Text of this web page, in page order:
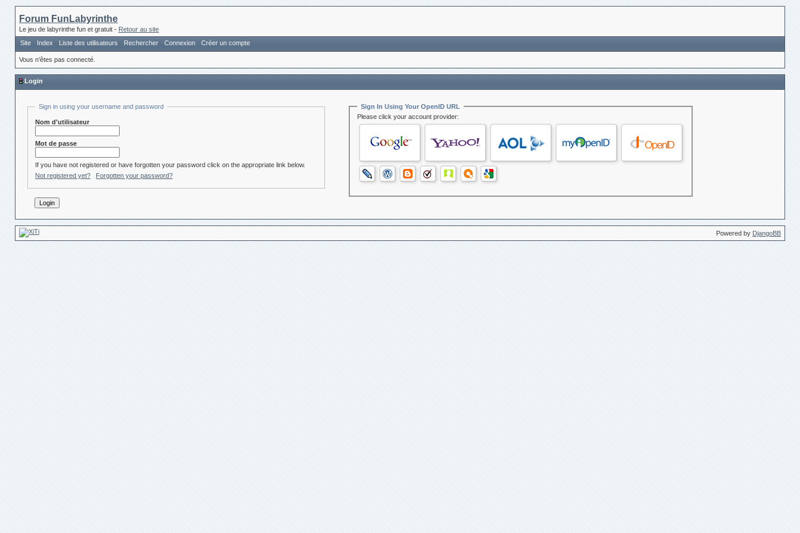
Forum FunLabyrinthe
Le jeu de labyrinthe fun et gratuit - Retour au site
Site
Index Liste des utilisateurs Rechercher Connexion Créer un compte
Vous n'êtes pas connecté.
Login
Sign in using your username and password
Nom d'utilisateur
Mot de passe
If you have not registered or have forgotten your password click on the appropriate link below.
Not registered yet?
Forgotten your password?
Sign In Using Your OpenID URL
Please click your account provider:
Powered by DjangoBB